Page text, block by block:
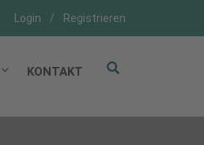
Login / Registrieren
KONTAKT